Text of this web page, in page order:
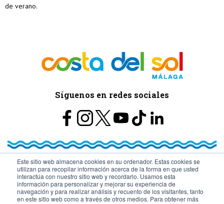
Este sitio web almacena cookies en su ordenador. Estas cookies se
utilizan para recopilar información acerca de la forma en que usted
interactúa con nuestro sitio web y recordarlo. Usamos esta
información para personalizar y mejorar su experiencia de
navegación y para realizar análisis y recuento de los visitantes, tanto
en este sitio web como a través de otros medios. Para obtener más
Síguenos en redes sociales
© Turismo y Planificación Costa del Sol S.L.U. Todos los Derechos
Reservados